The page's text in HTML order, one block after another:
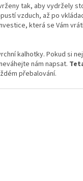
tak, aby vydržely
vzduch, až po
která se Vám
kalhotky. Pokud si
nám napsat.
přebalování.